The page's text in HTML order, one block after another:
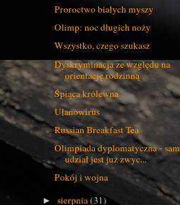
Proroctwo białych myszy
Olimp: noc długich noży
Wszystko, czego szukasz
Dyskryminacja ze względu na
orientację rodzinną
Śpiąca królewna
Ułanowirus
Russian Breakfast Tea
Olimpiada dyplomatyczna - sam
udział jest już zwyc...
Pokój i wojna
►sierpnia(31)